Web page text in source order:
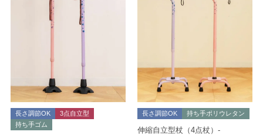
長さ調節OK
3点自立型
持ち手ゴム
長さ調節OK 持ち手ポリウレタン
伸縮自立型杖（4点杖）-